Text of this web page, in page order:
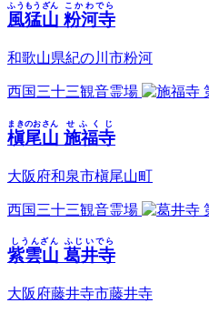
風猛山
ふうもうざん
粉河寺
こかわでら
和歌山県紀の川市粉河
西国三十三観音霊場
槇尾山
まきのおさん
施福寺
せふくじ
大阪府和泉市槇尾山町
西国三十三観音霊場
紫雲山
しうんざん
葛井寺
ふじいでら
大阪府藤井寺市藤井寺